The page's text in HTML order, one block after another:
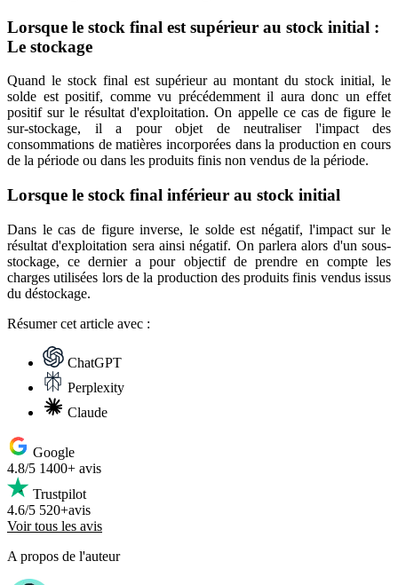
Lorsque le stock final est supérieur au stock initial :
Le stockage
Quand le stock final est supérieur au montant du stock initial, le
solde est positif, comme vu précédemment il aura donc un effet
positif sur le résultat d'exploitation. On appelle ce cas de figure le
sur-stockage, il a pour objet de neutraliser l'impact des
consommations de matières incorporées dans la production en cours
de la période ou dans les produits finis non vendus de la période.
Lorsque le stock final inférieur au stock initial
Dans le cas de figure inverse, le solde est négatif, l'impact sur le
résultat d'exploitation sera ainsi négatif. On parlera alors d'un sous-
stockage, ce dernier a pour objectif de prendre en compte les
charges utilisées lors de la production des produits finis vendus issus
du déstockage.
Résumercet article avec :
ChatGPT
Perplexity
Claude
Google
4.8/5 1400+ avis
Trustpilot
4.6/5 520+avis
Voir tous les avis
A propos de l'auteur